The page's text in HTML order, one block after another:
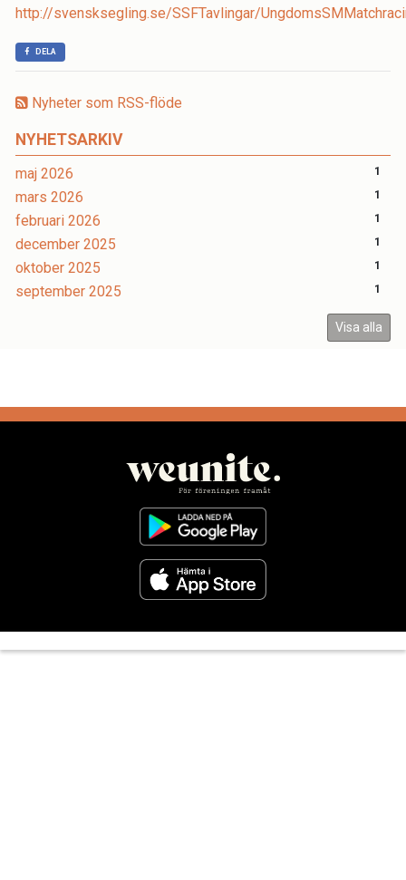
Nyheter som RSS-flöde
NYHETSARKIV
maj 2026 1
mars 2026 1
februari 2026 1
december 2025 1
oktober 2025 1
september 2025 1
Visa alla
http://svensksegling.se/SSFTavlingar/
DELA